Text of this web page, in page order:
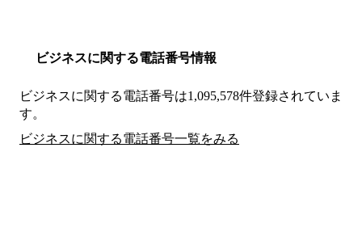
ビジネスに関する電話番号情報
ビジネスに関する電話番号は1,095,578件登録されていま
す。
ビジネスに関する電話番号一覧をみる